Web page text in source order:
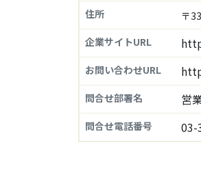
住所 〒
企業サイトURL
お問い合わせURL
問合せ部署名 営
問合せ電話番号 03-